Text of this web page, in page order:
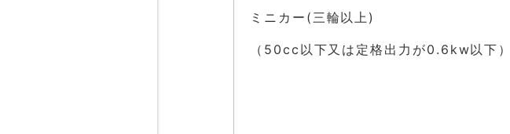
ミニカー(三輪以上)
（50cc以下又は定格出力が0.6kw以下）